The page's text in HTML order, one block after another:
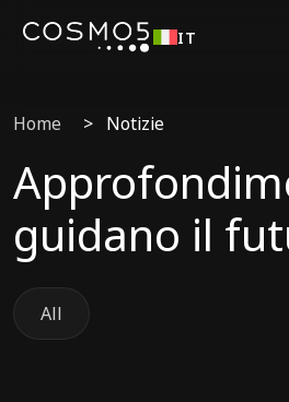
IT
Home > Notizie
guidano il
All